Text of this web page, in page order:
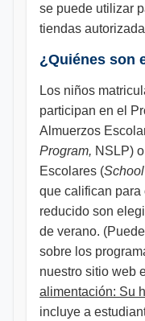
se puede utilizar
tiendas
¿Quiénes son
Los niños
participan en el
Almuerzos
Program, NSLP)
Escolares (
que califican para
reducido son
de verano.
sobre los
nuestro sitio web
alimentación: Su
incluye a